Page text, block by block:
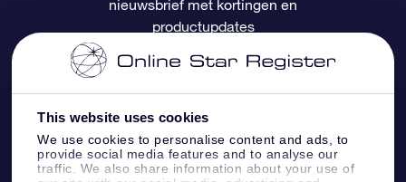
This website uses cookies
We use cookies to personalise content and ads, to
provide social media features and to analyse our
traffic. We also share information about your use of
OSR Recensies
OSR Cadeaukaart
Relatiegeschenken
Gepersonaliseerde sterrenpagina
One Million Stars
OSR Starsaver
Fly me to the Stars App
Betalingsinformatie
Verzendinformatie
Retourbeleid
Constellaties
nieuwsbrief met kortingen en
productupdates